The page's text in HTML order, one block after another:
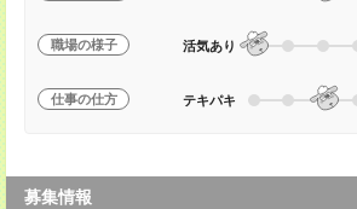
職場の様子 活気あり
仕事の仕方 テキパキ
募集情報